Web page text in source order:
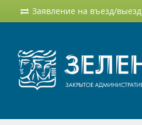
Заявление на въезд/выезд